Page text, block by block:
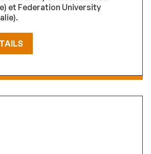
et Federation University